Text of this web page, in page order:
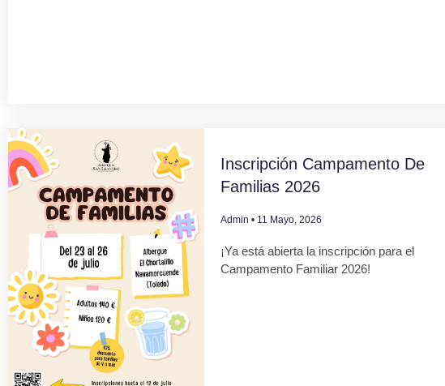
Inscripción Campamento De
Familias 2026
Admin 11 Mayo, 2026
¡Ya está abierta la inscripción para el
Campamento Familiar 2026!